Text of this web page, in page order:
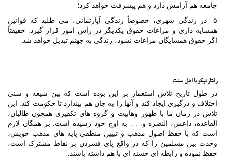
جامعه هم آرامش دارد و هم پیشرفت خواهد کرد؛
۵- در زندگی شهری، خصوصاً زندگی آپارتمانی، می طلبد که قوانین
همسایه داری و مراعات حقوق یکدیگر در رأس امور قرار گیرد. حقیقتاً
اگر حقوق همسایگان مراعات نشود، زندگی به جهنم تبدیل خواهد شد.
رفتار نیکو با اهل سنت
در طول تاریخ تلاش استعمار بر این بوده است که بین شیعه و سنی
اختلاف و درگیری ایجاد کند و آنها را به جان هم بیندازد تا حکومت کند. این
تلاش در زمان ما با ظهور وهابیت و گروه های تکفیری همچون طالبان،
القاعده، داعش، النصره و. . . به اوج خود رسیده است. بر همگان لازم
است که با حفظ اصول مذهب و تبیین منطقی پایه های مذهب خویش،
وحدت بین مسلمین را که در واقع پای فشردن بر نقاط مشترک است،
حفظ نموده و رابطه ای حسنه ای با هم داشته باشند.